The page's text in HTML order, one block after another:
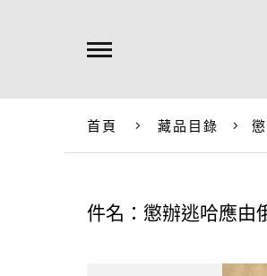
首頁 藏品目錄
件名：懲辦逃哈應由